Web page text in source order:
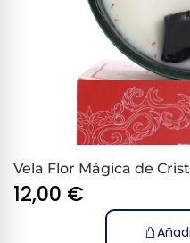
Vela Flor Mágica de
12,00 €